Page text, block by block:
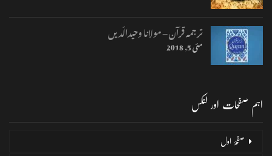
ترجمہ قرآن – مولانا وحیدالّدیں
مئی 5, 2018
اہم صفحات اور لنکس
صفحۂ اول